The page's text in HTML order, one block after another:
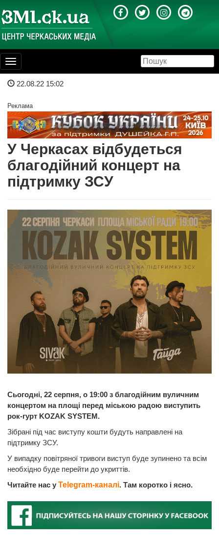
Toggle
navigation
22.08.22 15:02
Реклама
У Черкасах відбудеться
благодійний концерт на
підтримку ЗСУ
Сьогодні, 22 серпня, о 19:00 з благодійним вуличним
концертом на площі перед міською радою виступить
рок-гурт KOZAK SYSTEM.
Зібрані під час виступу кошти будуть направлені на
підтримку ЗСУ.
У випадку повітряної тривоги виступ буде зупинено та всім
необхідно буде перейти до укриттів.
Читайте нас у Telegram-каналі. Там коротко і ясно.